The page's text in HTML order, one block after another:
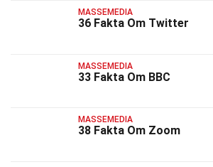
MASSEMEDIA
36 Fakta Om Twitter
MASSEMEDIA
33 Fakta Om BBC
MASSEMEDIA
38 Fakta Om Zoom